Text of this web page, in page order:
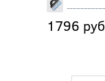
1796 руб